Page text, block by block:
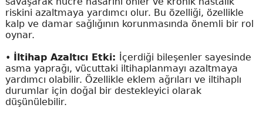
riskini azaltmaya yardımcı olur. Bu özelliği, özellikle
kalp ve damar sağlığının korunmasında önemli bir rol
oynar.
• İltihap Azaltıcı Etki: İçerdiği bileşenler sayesinde
asma yaprağı, vücuttaki iltihaplanmayı azaltmaya
yardımcı olabilir. Özellikle eklem ağrıları ve iltihaplı
durumlar için doğal bir destekleyici olarak
düşünülebilir.